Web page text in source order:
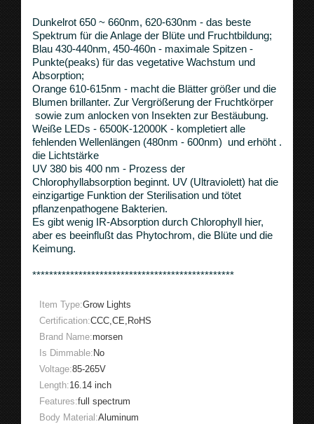
Dunkelrot 650 ~ 660nm, 620-630nm - das beste
Spektrum für die Anlage der Blüte und Fruchtbildung;
Blau 430-440nm, 450-460n - maximale Spitzen -
Punkte(peaks) für das vegetative Wachstum und
Absorption;
Orange 610-615nm - macht die Blätter größer und die
Blumen brillanter. Zur Vergrößerung der Fruchtkörper
sowie zum anlocken von Insekten zur Bestäubung.
Weiße LEDs - 6500K-12000K - kompletiert alle
fehlenden Wellenlängen (480nm - 600nm) und erhöht .
die Lichtstärke
UV 380 bis 400 nm - Prozess der
Chlorophyllabsorption beginnt. UV (Ultraviolett) hat die
einzigartige Funktion der Sterilisation und tötet
pflanzenpathogene Bakterien.
Es gibt wenig IR-Absorption durch Chlorophyll hier,
aber es beeinflußt das Phytochrom, die Blüte und die
Keimung.
************************************************
Item Type:Grow Lights
Certification:CCC,CE,RoHS
Brand Name:morsen
Is Dimmable: No
Voltage:85-265V
Length:16.14 inch
Features:full spectrum
Body Material:Aluminum